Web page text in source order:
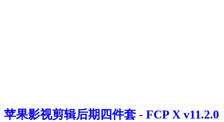
苹果影视剪辑后期四件套 - FCP X v11.2.0